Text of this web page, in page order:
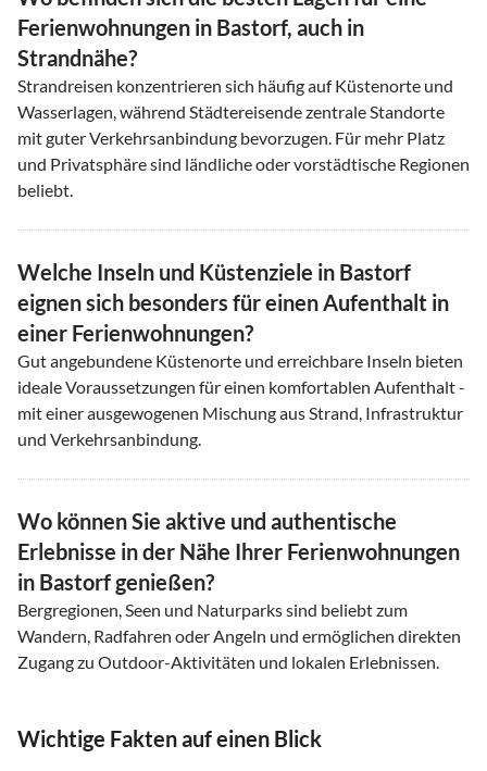
Ferienwohnungen in Bastorf, auch in
Strandnähe?
Strandreisen konzentrieren sich häufig auf Küstenorte und
Wasserlagen, während Städtereisende zentrale Standorte
mit guter Verkehrsanbindung bevorzugen. Für mehr Platz
und Privatsphäre sind ländliche oder vorstädtische Regionen
beliebt.
Welche Inseln und Küstenziele in Bastorf
eignen sich besonders für einen Aufenthalt in
einer Ferienwohnungen?
Gut angebundene Küstenorte und erreichbare Inseln bieten
ideale Voraussetzungen für einen komfortablen Aufenthalt -
mit einer ausgewogenen Mischung aus Strand, Infrastruktur
und Verkehrsanbindung.
Wo können Sie aktive und authentische
Erlebnisse in der Nähe Ihrer Ferienwohnungen
in Bastorf genießen?
Bergregionen, Seen und Naturparks sind beliebt zum
Wandern, Radfahren oder Angeln und ermöglichen direkten
Zugang zu Outdoor-Aktivitäten und lokalen Erlebnissen.
Wichtige Fakten auf einen Blick